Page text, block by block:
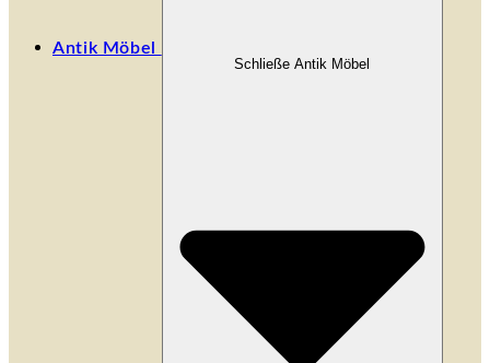
Antik Möbel
Schließe Antik Möbel